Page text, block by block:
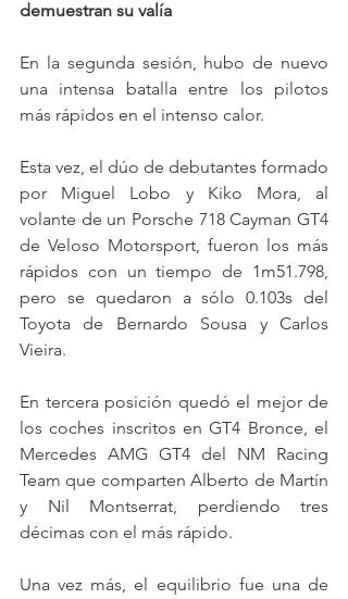
demuestran su valía
En la segunda sesión, hubo de nuevo
una intensa batalla entre los pilotos
más rápidos en el intenso calor.
Esta vez, el dúo de debutantes formado
por Miguel Lobo y Kiko Mora, al
volante de un Porsche 718 Cayman GT4
de Veloso Motorsport, fueron los más
rápidos con un tiempo de 1m51.798,
pero se quedaron a sólo 0.103s del
Toyota de Bernardo Sousa y Carlos
Vieira.
En tercera posición quedó el mejor de
los coches inscritos en GT4 Bronce, el
Mercedes AMG GT4 del NM Racing
Team que comparten Alberto de Martín
y Nil Montserrat, perdiendo tres
décimas con el más rápido.
Una vez más, el equilibrio fue una de